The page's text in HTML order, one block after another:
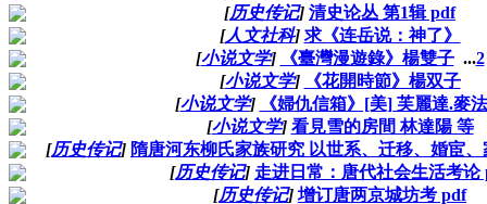
[历史传记] 清史论丛 第1辑 pdf
[人文社科] 求《连岳说：神了》
[小说文学] 《臺灣漫遊錄》楊雙子 ...2
[小说文学]
《花開時節》楊双子
[小说文学]
《婦仇信箱》[美] 芙麗達.麥
[小说文学] 看見雪的房間 林達陽 等
[历史传记] 隋唐河东柳氏家族研究 以世系、迁移、婚宦
[历史传记] 走进日常：唐代社会生活考论
[历史传记] 增订唐两京城坊考 pdf